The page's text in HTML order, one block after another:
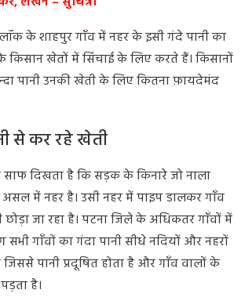
के शाहपुर गाँव में नहर के इसी गंदे पानी का
खेतों में सिंचाई के लिए करते हैं। किसानों
पानी उनकी खेती के लिए कितना फ़ायदेमंद
से कर रहे खेती
साफ दिखता है कि सड़क के किनारे जो नाला
में नहर है। उसी नहर में पाइप डालकर गाँव
छोड़ा जा रहा है। पटना जिले के अधिकतर गाँवों में
सभी गाँवों का गंदा पानी सीधे नदियों और नहरों
पानी प्रदूषित होता है और गाँव वालों के
है।